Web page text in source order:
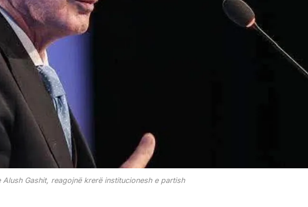
Alush Gashit, reagojnë krerë institucionesh e partish